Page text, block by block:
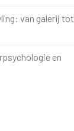
van galerij tot
en